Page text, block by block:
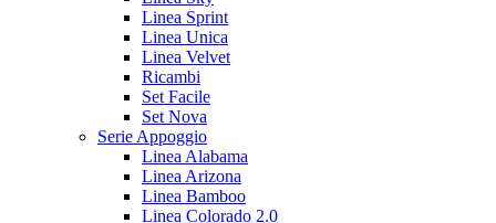
Linea Sprint
Linea Unica
Linea Velvet
Ricambi
Set Facile
Set Nova
Serie Appoggio
Linea Alabama
Linea Arizona
Linea Bamboo
Linea Colorado 2.0